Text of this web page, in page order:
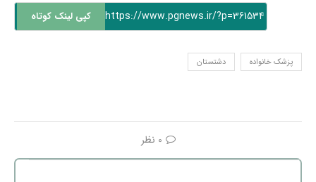
https://www.pgnews.ir/?p=361534 کپی لینک کوتاه
پزشک خانواده دشتستان
0 نظر